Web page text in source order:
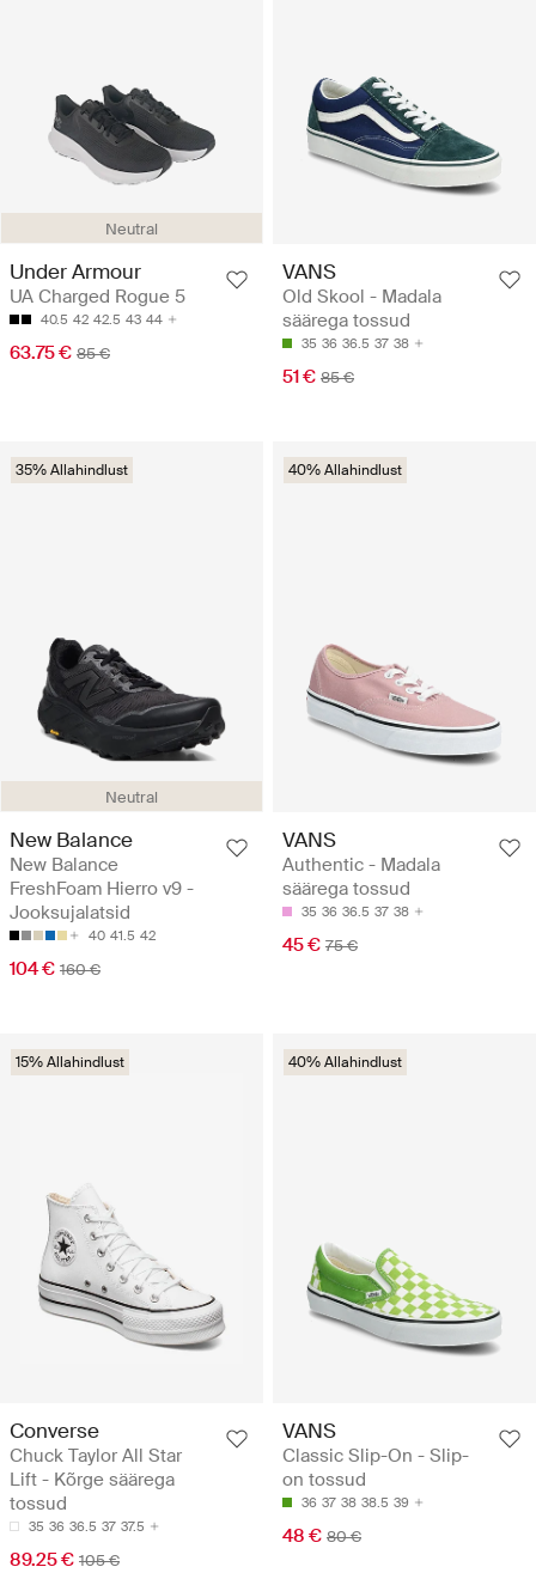
Neutral
Under Armour
UA Charged Rogue 5
40.5 42 42.5 43 44
63.75 € 85 €
VANS
Old Skool - Madala
säärega tossud
35 36 36.5 37 38
51 € 85 €
Neutral
35% Allahindlust
New Balance
New Balance
FreshFoam Hierro v9 -
Jooksujalatsid
40 41.5 42
104 € 160 €
40% Allahindlust
VANS
Authentic - Madala
säärega tossud
35 36 36.5 37 38
45 € 75 €
15% Allahindlust
Converse
Chuck Taylor All Star
Lift - Kõrge säärega
tossud
35 36 36.5 37 37.5
89.25 € 105 €
40% Allahindlust
VANS
Classic Slip-On - Slip-
on tossud
36 37 38 38.5 39
48 € 80 €